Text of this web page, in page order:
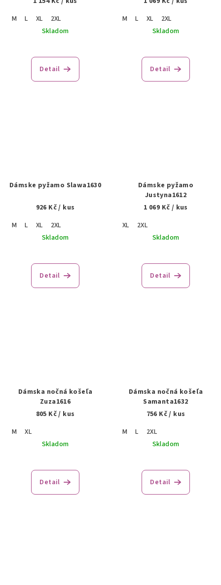
M
L XL
2XL
Skladom
Detail
M
L XL
2XL
Skladom
Detail
Dámske pyžamo Slawa1630
926 Kč/ kus
M
L XL
2XL
Skladom
Detail
Dámske pyžamo
Justyna1612
1 069 Kč / kus
XL
2XL
Skladom
Detail
Dámska nočná košeľa
Zuza1616
805 Kč/ kus
M
XL
Skladom
Detail
Dámska nočná košeľa
Samanta1632
756 Kč/ kus
M
L
2XL
Skladom
Detail